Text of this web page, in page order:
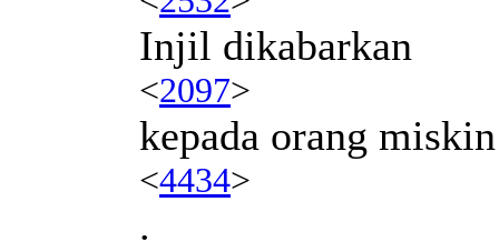
Injil dikabarkan
<2097>
kepada orang miskin
<4434>
.